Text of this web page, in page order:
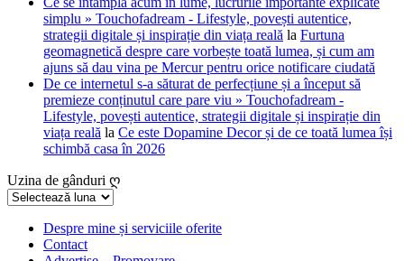
simplu » Touchofadream - Lifestyle, povești autentice,
strategii digitale și inspirație din viața reală la Furtuna
geomagnetică despre care vorbește toată lumea, și cum am
ajuns să dau vina pe Mercur pentru orice notificare ciudată
De ce internetul s-a săturat de perfecțiune și a început să
premieze conținutul care pare viu » Touchofadream -
Lifestyle, povești autentice, strategii digitale și inspirație din
viața reală la Ce este Dopamine Decor și de ce toată lumea își
schimbă casa în 2026
Uzina de gânduri ღ
Uzina
gânduriDespre mine și serviciile oferite
Contact